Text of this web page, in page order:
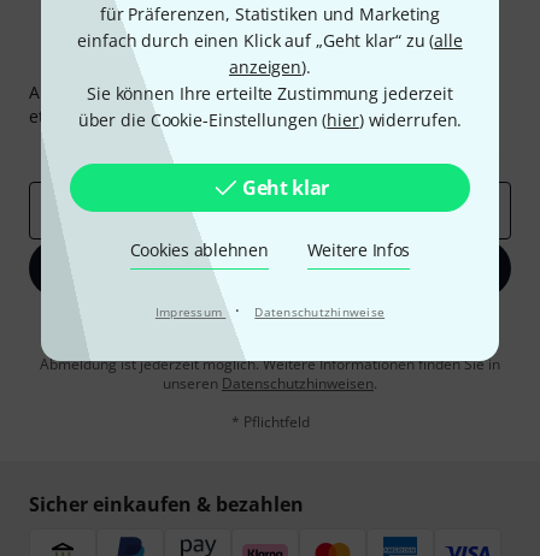
für Präferenzen, Statistiken und Marketing
einfach durch einen Klick auf „Geht klar“ zu (alle
anzeigen).
Sie können Ihre erteilte Zustimmung jederzeit
über die Cookie-Einstellungen (hier) widerrufen.
Geht klar
Cookies ablehnen Weitere Infos
Impressum · Datenschutzhinweise
Thomann Newsletter
Abonniere den Thomann Newsletter und gewinne mit
etwas Glück einen von50 Gutscheinenüber jeweils50€
Inspirierende Beiträge
E-Mail-Adresse*
Jetzt anmelden
Mit Klick auf „Jetzt anmelden“ stimmen Sie dem Erhalt von E-Mail-
Werbung und einer Messung des E-Mail-Nutzungsverhaltens zu. Die
Abmeldung ist jederzeit möglich. Weitere Informationen finden Sie in
unseren Datenschutzhinweisen.
* Pflichtfeld
Sicher einkaufen & bezahlen